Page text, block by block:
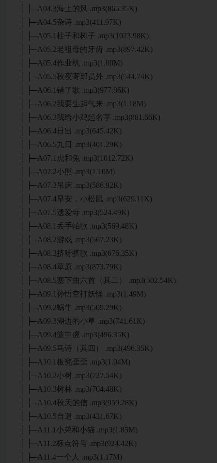
│ ├─A04.3海上的风 .mp3(865.35K)
│ ├─A04.5杂诗 .mp3(411.97K)
│ ├─A05.1柱子和树子 .mp3(1023.98K)
│ ├─A05.2老祖母的牙齿 .mp3(897.42K)
│ ├─A05.4作业机 .mp3(1.08M)
│ ├─A05.5秋夜寄邱员外 .mp3(544.74K)
│ ├─A06.1错了歌 .mp3(977.86K)
│ ├─A06.2我要生起气来 .mp3(1.18M)
│ ├─A06.3我给小鸡起名字 .mp3(881.66K)
│ ├─A06.4日出 .mp3(645.42K)
│ ├─A06.5九日 .mp3(401.29K)
│ ├─A07.1虎和兔 .mp3(1012.72K)
│ ├─A07.2小熊 .mp3(1.10M)
│ ├─A07.3吊床 .mp3(586.92K)
│ ├─A07.4早安，小松鼠 .mp3(629.11K)
│ ├─A07.5遗爱寺 .mp3(524.49K)
│ ├─A08.1丢手帕歌 .mp3(569.48K)
│ ├─A08.2游戏 .mp3(567.23K)
│ ├─A08.3挤呀挤歌 .mp3(676.35K)
│ ├─A08.4草原 .mp3(873.79K)
│ ├─A08.5塞下曲六首（其二） .mp3(502.54K)
│ ├─A09.1孙悟空打妖怪 .mp3(1.49M)
│ ├─A09.2蜗牛 .mp3(509.29K)
│ ├─A09.3湖边的小草 .mp3(741.61K)
│ ├─A09.4笼中虎 .mp3(496.35K)
│ ├─A09.5马诗（其四） .mp3(496.35K)
│ ├─A10.1板凳歪歪 .mp3(1.04M)
│ ├─A10.2小树 .mp3(727.54K)
│ ├─A10.3树林 .mp3(704.48K)
│ ├─A10.4秋天的信 .mp3(959.28K)
│ ├─A10.5自遣 .mp3(431.67K)
│ ├─A11.1小弟和小猫 .mp3(1.85M)
│ ├─A11.2标点符号 .mp3(924.42K)
│ ├─A11.4一个人 .mp3(1.17M)